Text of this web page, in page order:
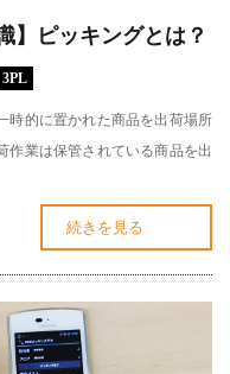
】ピッキングとは？
3PL
時的に置かれた商品を出荷場所
作業は保管されている商品を出
続きを見る